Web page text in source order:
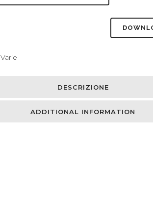
Varie
DESCRIZIONE
ADDITIONAL INFORMATION